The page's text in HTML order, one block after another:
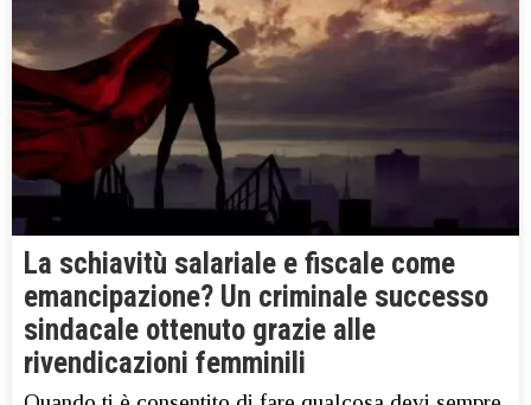
La schiavitù salariale e fiscale come
emancipazione? Un criminale successo
sindacale ottenuto grazie alle
rivendicazioni femminili